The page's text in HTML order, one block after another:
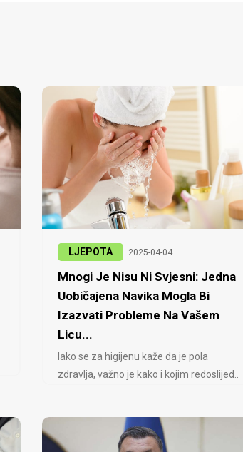
LJEPOTA 2025-04-04
Mnogi Je Nisu Ni Svjesni: Jedna
Uobičajena Navika Mogla Bi
Izazvati Probleme Na Vašem
Licu...
Iako se za higijenu kaže da je pola
zdravlja, važno je kako i kojim redoslijed..